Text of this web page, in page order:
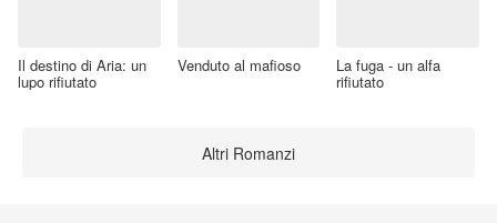
Il destino di Aria: un
lupo rifiutato
Venduto al mafioso La fuga - un alfa
rifiutato
Altri Romanzi